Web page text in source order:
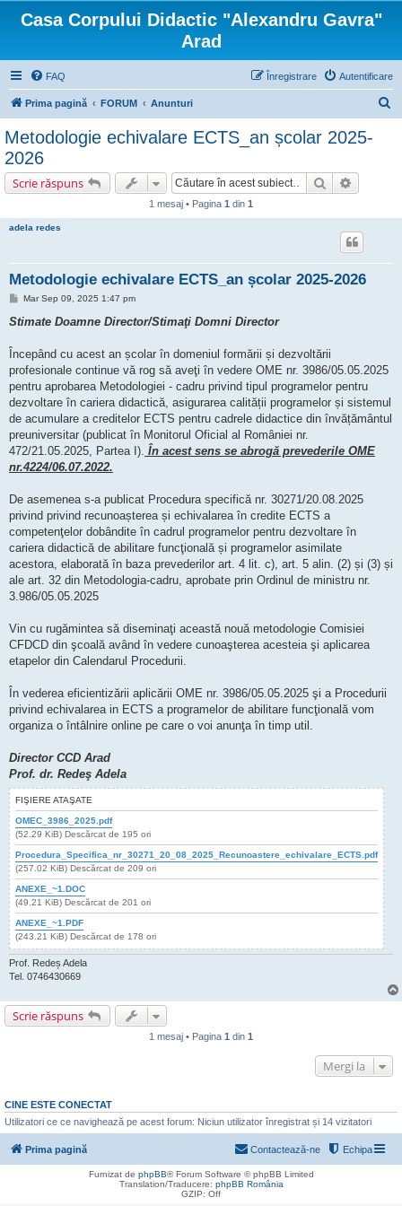
Casa Corpului Didactic "Alexandru Gavra"
Arad
FAQ Autentificare
Înregistrare
Prima pagină FORUM Anunturi
Metodologie echivalare ECTS_an școlar 2025-
2026
Scrie răspuns Căutare
1 mesaj • Pagina 1 din 1
adela redes
Metodologie echivalare ECTS_an școlar 2025-2026
M
s
Mar Sep 09, 2025 1:47 pm
Stimate Doamne Director/Stimaţi Domni Director
Începând cu acest an școlar în domeniul formării și dezvoltării
profesionale continue vă rog să aveţi în vedere OME nr. 3986/05.05.2025
pentru aprobarea Metodologiei - cadru privind tipul programelor pentru
dezvoltare în cariera didactică, asigurarea calității programelor și sistemul
de acumulare a creditelor ECTS pentru cadrele didactice din învățământul
preuniversitar (publicat în Monitorul Oficial al României nr.
472/21.05.2025, Partea I). În acest sens se abrogă prevederile OME
nr.4224/06.07.2022.
De asemenea s-a publicat Procedura specifică nr. 30271/20.08.2025
privind privind recunoașterea și echivalarea în credite ECTS a
competenţelor dobândite în cadrul programelor pentru dezvoltare în
cariera didactică de abilitare funcţională și programelor asimilate
acestora, elaborată în baza prevederilor art. 4 lit. c), art. 5 alin. (2) și (3) și
ale art. 32 din Metodologia-cadru, aprobate prin Ordinul de ministru nr.
3.986/05.05.2025
Vin cu rugămintea să diseminaţi această nouă metodologie Comisiei
CFDCD din şcoală având în vedere cunoaşterea acesteia şi aplicarea
etapelor din Calendarul Procedurii.
În vederea eficientizării aplicării OME nr. 3986/05.05.2025 şi a Procedurii
privind echivalarea in ECTS a programelor de abilitare funcţională vom
organiza o întâlnire online pe care o voi anunţa în timp util.
Director CCD Arad
Prof. dr. Redeş Adela
FIŞIERE ATAŞATE
OMEC_3986_2025.pdf
(52.29 KiB) Descărcat de 195 ori
Procedura_Specifica_nr_30271_20_08_2025_Recunoastere_echivalare_ECTS.pdf
(257.02 KiB) Descărcat de 209 ori
ANEXE_~1.DOC
(49.21 KiB) Descărcat de 201 ori
ANEXE_~1.PDF
(243.21 KiB) Descărcat de 178 ori
Prof. Redeș Adela
Tel. 0746430669
Scrie răspuns
1 mesaj • Pagina 1 din 1
Mergi la
CINE ESTE CONECTAT
Utilizatori ce ce navighează pe acest forum: Niciun utilizator înregistrat și 14 vizitatori
Prima pagină Echipa
Contactează-ne
Furnizat de phpBB® Forum Software © phpBB Limited
Translation/Traducere: phpBB România
GZIP: Off